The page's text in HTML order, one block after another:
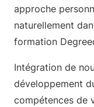
approche
naturellement
formation
Intégration de
développement
compétences de